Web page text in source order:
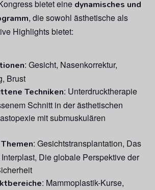
bietet eine dynamisches und
, die sowohl ästhetische als
Highlights bietet:
: Gesicht, Nasenkorrektur,
Brust
Techniken: Unterdrucktherapie
Schnitt in der ästhetischen
mit submuskulären
: Gesichtstransplantation, Das
Die globale Perspektive der
: Mammoplastik-Kurse,